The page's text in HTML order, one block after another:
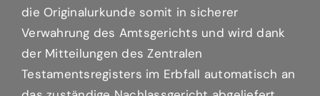
die Originalurkunde somit in sicherer
Verwahrung des Amtsgerichts und wird dank
der Mitteilungen des Zentralen
Testamentsregisters im Erbfall automatisch an